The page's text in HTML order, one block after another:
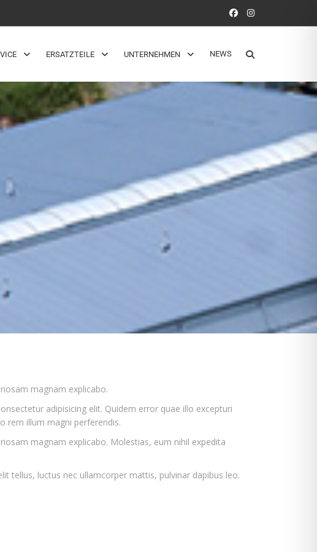
ERSATZTEILE UNTERNEHMEN NEWS
magnam explicabo.
adipisicing elit. Quidem error quae illo excepturi
rem illum magni perferendis.
magnam explicabo. Molestias, eum nihil expedita
tellus, luctus nec ullamcorper mattis, pulvinar dapibus leo.